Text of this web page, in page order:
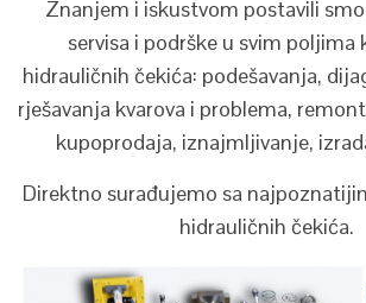
Znanjem i iskustvom postavili
servisa i podrške u svim poljima
hidrauličnih čekića: podešavanja,
rješavanja kvarova i problema,
kupoprodaja, iznajmljivanje,
Direktno surađujemo sa
hidrauličnih čekića.